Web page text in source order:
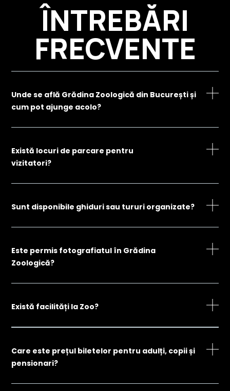
ÎNTREBĂRI
FRECVENTE
Unde se află Grădina Zoologică din București și
cum pot ajunge acolo?
Există locuri de parcare pentru
vizitatori?
Sunt disponibile ghiduri sau tururi organizate?
Este permis fotografiatul în Grădina
Zoologică?
Există facilități la Zoo?
Care este prețul biletelor pentru adulți, copii și
pensionari?